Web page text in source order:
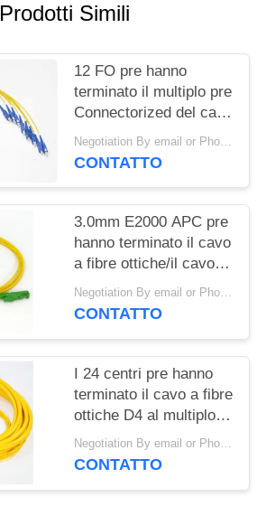
Prodotti Simili
12 FO pre hanno
terminato il multiplo pre
Connectorized del cavo
del tronco del cavo a
fibre ottiche/Sc UPC
Negotiation By email or Phone Call MOQ:Dire di MOQ è 10pcs
CONTATTO
3.0mm E2000 APC pre
hanno terminato il cavo
a fibre ottiche/il cavo di
toppa Lszh di giallo
Negotiation By email or Phone Call MOQ:Dire di MOQ è 10pcs
CONTATTO
I 24 centri pre hanno
terminato il cavo a fibre
ottiche D4 al multiplo
pre installato di LC
UPC
Negotiation By email or Phone Call MOQ:Dire di MOQ è 10pcs
CONTATTO